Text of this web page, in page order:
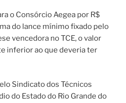
o Consórcio Aegea por R$
do lance mínimo fixado pelo
vencedora no TCE, o valor
inferior ao que deveria ter
Sindicato dos Técnicos
do Estado do Rio Grande do